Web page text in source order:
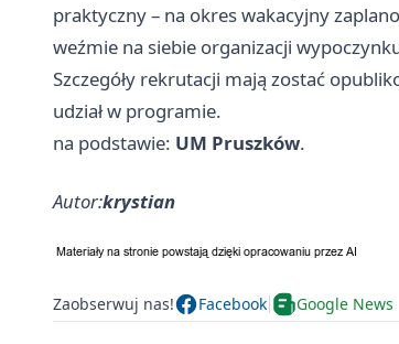
praktyczny – na okres wakacyjny
weźmie na siebie organizacji
Szczegóły rekrutacji mają zostać
udział w programie.
na podstawie: UM Pruszków.
Autor:krystian
Zaobserwuj nas! Facebook Google News